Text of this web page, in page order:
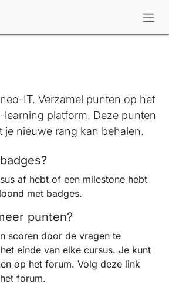
IT. Verzamel punten op het
platform. Deze punten
je nieuwe rang kan behalen.
af hebt of een milestone hebt
met badges.
punten?
scoren door de vragen te
einde van elke cursus. Je kunt
op het forum. Volg deze link
forum.